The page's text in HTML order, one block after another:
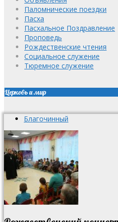
Паломнические поездки
Пасха
Пасхальное Поздравление
Проповедь
Рождественские чтения
Социальное служение
Тюремное служение
Церковь и мир
Благочинный